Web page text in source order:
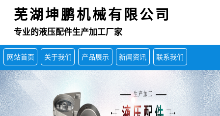
芜湖坤鹏机械有限公司
专业的液压配件生产加工厂家
网站首页 关于我们 产品展示 新闻资讯 联系我们